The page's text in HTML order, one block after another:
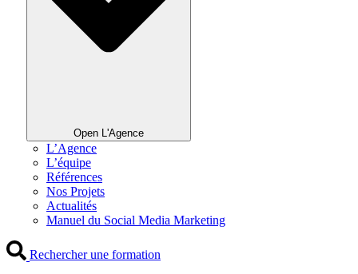
Open L'Agence
L’Agence
L’équipe
Références
Nos Projets
Actualités
Manuel du Social Media Marketing
Rechercher une formation